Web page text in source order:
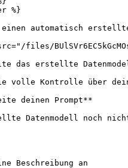
automatisch
files/
das erstellte
volle Kontrolle über dein
deinen Prompt**
Datenmodell noch
Beschreibung an